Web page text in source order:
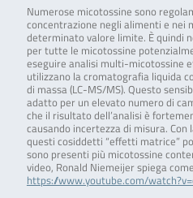
Numerose micotossine sono
concentrazione negli alimenti e nei
determinato valore limite. È quindi
per tutte le micotossine
eseguire analisi multi-micotossine
utilizzano la cromatografia liquida
di massa (LC-MS/MS). Questo
adatto per un elevato numero di
che il risultato dell’analisi è
causando incertezza di misura.
questi cosiddetti “effetti matrice”
sono presenti più micotossine
video, Ronald Niemeijer spiega
https://www.youtube.com/